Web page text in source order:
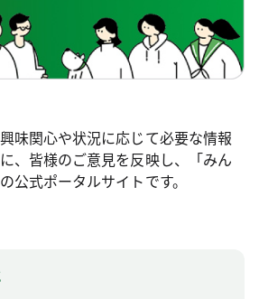
味関心や状況に応じて必要な情報
、皆様のご意見を反映し、「みん
公式ポータルサイトです。